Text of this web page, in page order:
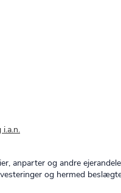
anparter og andre
og hermed